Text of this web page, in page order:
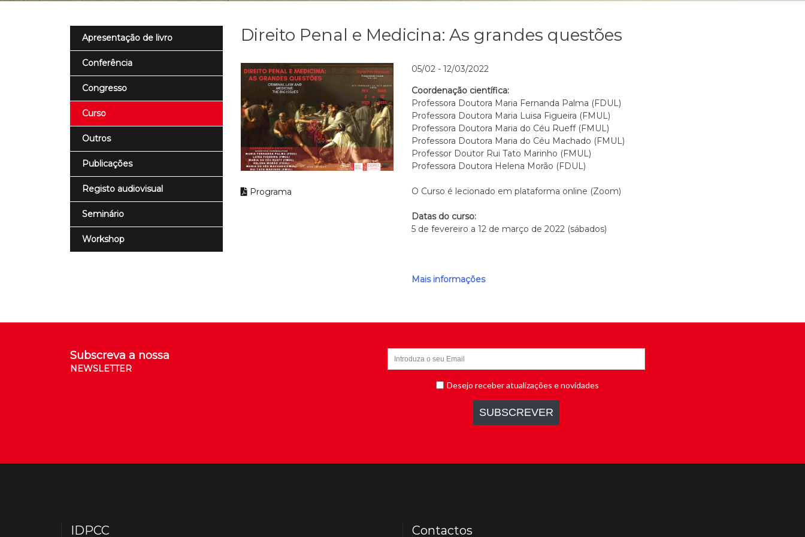
Apresentação de livro
Conferência
Congresso
Curso
Outros
Publicações
Registo audiovisual
Seminário
Workshop
Direito Penal e Medicina: As grandes questões
Programa
05/02 - 12/03/2022
Coordenação científica:
Professora Doutora Maria Fernanda Palma (FDUL)
Professora Doutora Maria Luisa Figueira (FMUL)
Professora Doutora Maria do Céu Rueff (FMUL)
Professora Doutora Maria do Céu Machado (FMUL)
Professor Doutor Rui Tato Marinho (FMUL)
Professora Doutora Helena Morão (FDUL)
O Curso é lecionado em plataforma online (Zoom)
Datas do curso:
5 de fevereiro a 12 de março de 2022 (sábados)
Mais informações
Subscreva a nossa
NEWSLETTER
IDPCC Contactos